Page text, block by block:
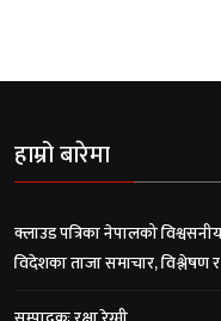
हाम्रो बारेमा
क्लाउड पत्रिका नेपालको
विदेशका ताजा समाचार, विश्लेषण